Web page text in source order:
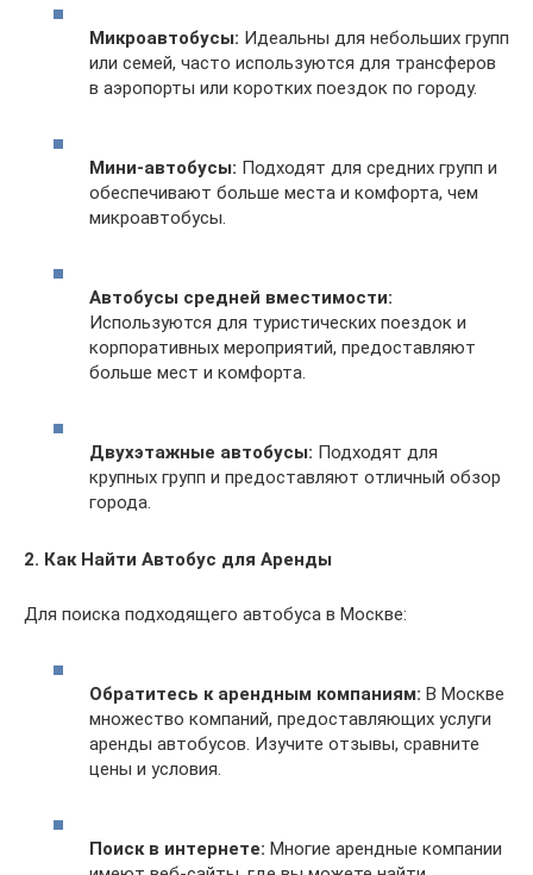
Микроавтобусы: Идеальны для небольших групп
или семей, часто используются для трансферов
в аэропорты или коротких поездок по городу.
Мини-автобусы: Подходят для средних групп и
обеспечивают больше места и комфорта, чем
микроавтобусы.
Автобусы средней вместимости:
Используются для туристических поездок и
корпоративных мероприятий, предоставляют
больше мест и комфорта.
Двухэтажные автобусы: Подходят для
крупных групп и предоставляют отличный обзор
города.
2. Как Найти Автобус для Аренды
Для поиска подходящего автобуса в Москве:
Обратитесь к арендным компаниям: В Москве
множество компаний, предоставляющих услуги
аренды автобусов. Изучите отзывы, сравните
цены и условия.
Поиск в интернете: Многие арендные компании